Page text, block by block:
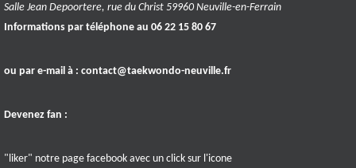
Salle Jean Depoortere, rue du Christ 59960 Neuville-en-Ferrain
Informations par téléphone au 06 22 15 80 67
ou par e-mail à : contact@taekwondo-neuville.fr
Devenez fan :
"liker" notre page facebook avec un click sur l'icone